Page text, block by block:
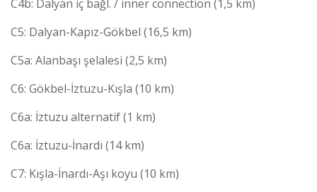
C4b: Dalyan iç bağl. / inner connection (1,5 km)
C5: Dalyan-Kapız-Gökbel (16,5 km)
C5a: Alanbaşı şelalesi (2,5 km)
C6: Gökbel-İztuzu-Kışla (10 km)
C6a: İztuzu alternatif (1 km)
C6a: İztuzu-İnardı (14 km)
C7: Kışla-İnardı-Aşı koyu (10 km)